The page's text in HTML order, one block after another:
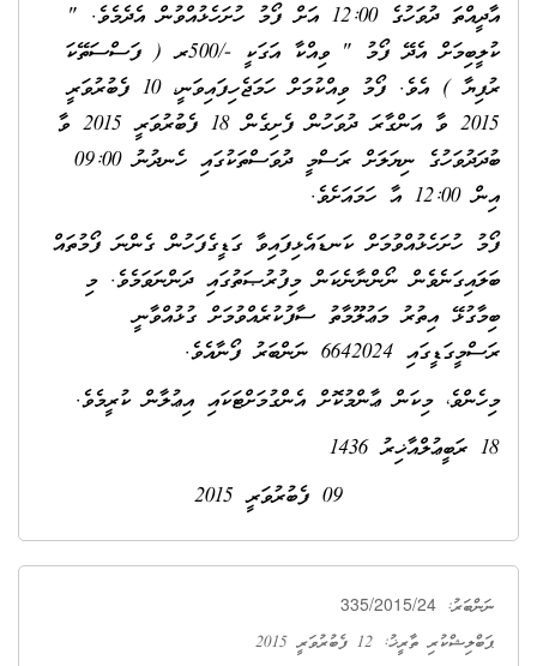
އާދީއްތަ ދުވަހުގެ 12:00 އަށް ފޯމު ހުށަހެޅުއްވުން އެދެމެވެ. "
ކުލީބިމަށް އެދޭ ފޯމު " ވިއްކާ އަގަކީ -/500ރ ( ފަސްސަތޭކަ
ރުފިޔާ ) އެވެ. ފޯމު ވިއްކުމަށް ހަމަޖެހިފައިވަނީ، 10 ފެބުރުވަރީ
2015 ވާ އަންގާރަ ދުވަހުން ފެށިގެން 18 ފެބުރުވަރީ 2015 ވާ
ބުދަދުވަހުގެ ނިޔަލަށް ރަސްމީ ދުވަސްތަކުގައި ހެނދުނު 09:00
އިން 12:00 އާ ހަމައަށެވެ.
ފޯމު ހުށަހެޅުއްވުމަށް ކަނޑައެޅިފައިވާ ގަޑީގެފަހުން ގެންނަ ފޯމުތައް
ބަލައިގަނެވެން ނޯންނާނެކަން މިފުރުޞަތުގައި ދަންނަވަމެވެ. މި
ބިމާގުޅޭ އިތުރު މަޢުލޫމާތު ސާފުކުރެއްވުމަށް ގުޅުއްވާނީ
ރަސްމީގަޑީގައި 6642024 ނަންބަރު ފޯނާއެވެ.
މިހެންވެ، މިކަން ޢާންމުކޮށް އެންގުމަށްޓަކައި އިޢުލާން ކުރީމެވެ.
18 ރަބީޢުލްއާޚިރު 1436
09 ފެބުރުވަރީ 2015
ނަންބަރު: 335/2015/24
ޕަބްލިޝްކުރި ތާރީޚު: 12 ފެބުރުވަރީ 2015